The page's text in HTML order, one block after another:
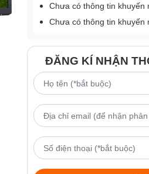
Chưa có thông tin khuyến
Chưa có thông tin khuyến
ĐĂNG KÍ NHẬN